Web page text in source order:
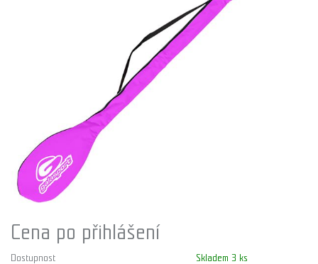
Cena po přihlášení
Dostupnost
Skladem 3 ks